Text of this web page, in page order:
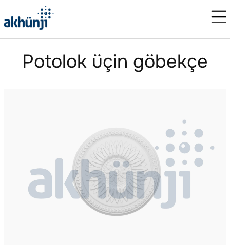
Potolok üçin göbekçe